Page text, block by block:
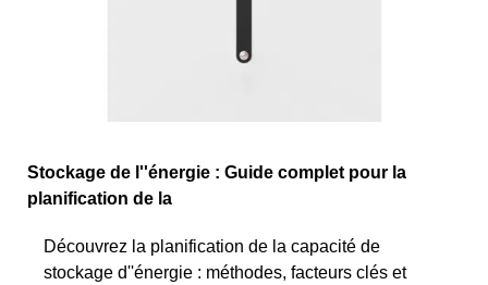
Stockage de l''énergie : Guide complet pour la
planification de la
Découvrez la planification de la capacité de
stockage d''énergie : méthodes, facteurs clés et